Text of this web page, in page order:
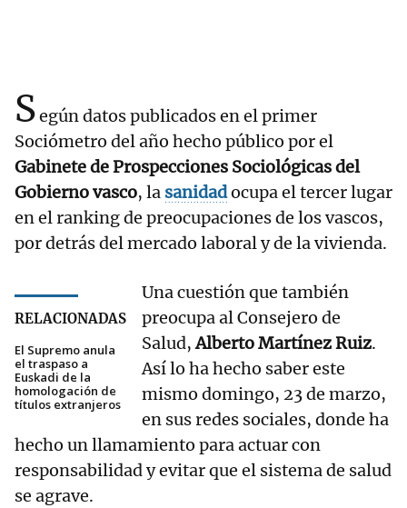
Según datos publicados en el primer
Sociómetro del año hecho público por el
Gabinete de Prospecciones Sociológicas del
Gobierno vasco, la sanidadocupa el tercer lugar
en el ranking de preocupaciones de los vascos,
por detrás del mercado laboral y de la vivienda.
RELACIONADAS
El Supremo anula
el traspaso a
Euskadi de la
homologación de
títulos extranjeros
Una cuestión que también
preocupa al Consejero de
Salud,Alberto Martínez Ruiz.
Así lo ha hecho saber este
mismo domingo, 23 de marzo,
en sus redes sociales, donde ha
hecho un llamamiento para actuar con
responsabilidad y evitar que el sistema de salud
se agrave.